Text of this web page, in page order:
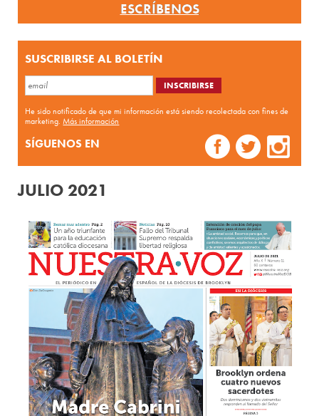
ESCRÍBENOS
SUSCRIBIRSE AL BOLETÍN
He sido notificado de que mi información está siendo recolectada con fines de
marketing.Más información
SÍGUENOS EN
JULIO 2021